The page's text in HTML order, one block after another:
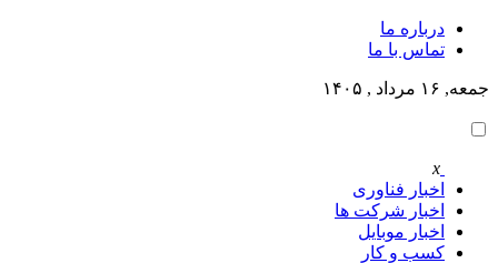
درباره ما
تماس با ما
جمعه, ۱۶ مرداد , ۱۴۰۵
x
اخبار فناوری
اخبار شرکت ها
اخبار موبایل
کسب و کار